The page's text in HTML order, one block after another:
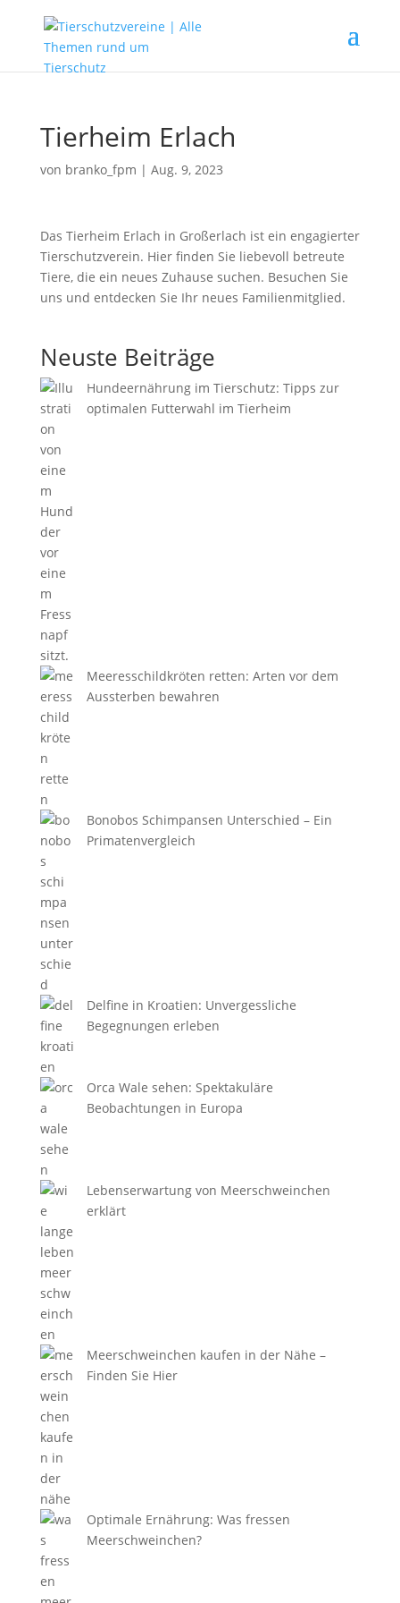
Tierheim Erlach
von branko_fpm | Aug. 9, 2023
Das Tierheim Erlach in Großerlach ist ein engagierter
Tierschutzverein. Hier finden Sie liebevoll betreute
Tiere, die ein neues Zuhause suchen. Besuchen Sie
uns und entdecken Sie Ihr neues Familienmitglied.
Neuste Beiträge
Hundeernährung im Tierschutz: Tipps zur
optimalen Futterwahl im Tierheim
Meeresschildkröten retten: Arten vor dem
Aussterben bewahren
Bonobos Schimpansen Unterschied – Ein
Primatenvergleich
Delfine in Kroatien: Unvergessliche
Begegnungen erleben
Orca Wale sehen: Spektakuläre
Beobachtungen in Europa
Lebenserwartung von Meerschweinchen
erklärt
Meerschweinchen kaufen in der Nähe –
Finden Sie Hier
Optimale Ernährung: Was fressen
Meerschweinchen?